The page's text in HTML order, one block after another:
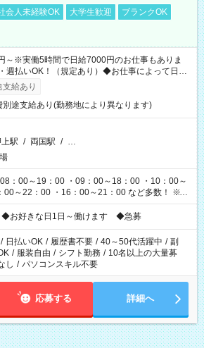
会人未経験OK 大学生歓迎
ブランクOK
～※実働5時間で日給7000円のお仕事もありま
払いOK！（規定あり）◆お仕事によって日給
給あり
別途支給あり(勤務地により異なります)
駅 / 両国駅 / …
：00～19：00 ・09：00～18：00 ・10：00～
22：00 ・16：00～21：00 など多数！ ※お
時間が異なります
お好きな日1日～働けます ◆急募
/ 日払いOK / 履歴書不要 / 40～50代活躍中 / 副
/ 服装自由 / シフト勤務 / 10名以上の大量募
し / パソコンスキル不要
応募する 詳細へ